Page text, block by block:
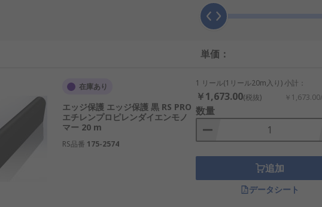
定具を取り揃えています•セルフグリップ - プッシュオン•接着式の裏面
で、 キャリアまたはホルダとして知られています。 プラスチック製ま
ナイロン製で、 長いブラシの形をしています。
取り付けて使用します。隙間風を遮り、放熱を防ぐ隙間風ストッパとして
ます。
単価：
在庫あり
エッジ保護 エッジ保護 黒 RS PRO
エチレンプロピレンダイエンモノ
マー 20 m
RS品番 175-2574
1 リール(1リール20m入り) 小計：
￥1,673.00(税抜) ￥
数量
追加
データシート